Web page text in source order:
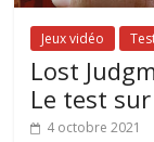
Jeux vidéo
Lost
Le test
4 octobre 2021